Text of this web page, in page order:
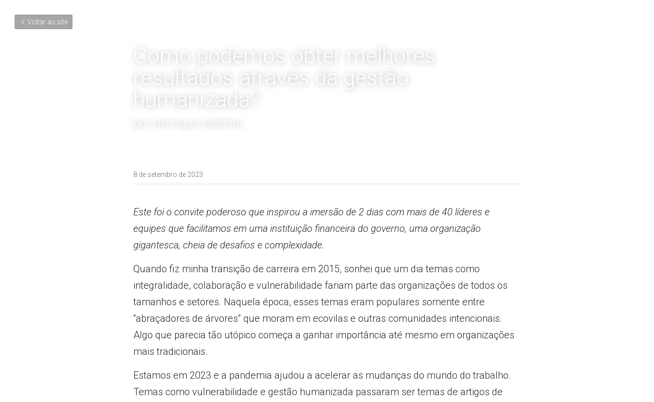
Voltar ao site
Como podemos obter melhores
resultados através da gestão
humanizada?
8 de setembro de 2023
Este foi o convite poderoso que inspirou a imersão de 2 dias com mais de 40 líderes e
equipes que facilitamos em uma instituição financeira do governo, uma organização
gigantesca, cheia de desafios e complexidade.
Quando fiz minha transição de carreira em 2015, sonhei que um dia temas como
integralidade, colaboração e vulnerabilidade fariam parte das organizações de todos os
tamanhos e setores. Naquela época, esses temas eram populares somente entre
“abraçadores de árvores” que moram em ecovilas e outras comunidades intencionais.
Algo que parecia tão utópico começa a ganhar importância até mesmo em organizações
mais tradicionais.
Estamos em 2023 e a pandemia ajudou a acelerar as mudanças do mundo do trabalho.
Temas como vulnerabilidade e gestão humanizada passaram ser temas de artigos de